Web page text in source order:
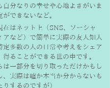
分なりの幸せや心地よさがいま
ができないなど。
在はネット上（SNS、ソーシャ
アなど）で簡単に実際の友人知人
定多数の人の日常や考えをシェア
得ることができる世の中です。
は一部分を切り取っただけかもし
、実際は嘘か本当か分からないも
りするのですが）